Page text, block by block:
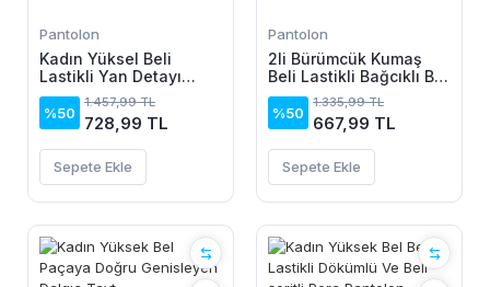
Pantolon
Kadın Yüksel Beli
Lastikli Yan Detayı
çiçek Desenli Pantolon
%50
1.457,99 TL
728,99 TL
Sepete Ekle
Pantolon
2li Bürümcük Kumaş
Beli Lastikli Bağcıklı Bol
Paça Pantolon -
Beyaz/Vizon
%50
1.335,99 TL
667,99 TL
Sepete Ekle